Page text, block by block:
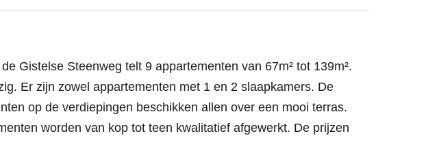
Gistelse Steenweg telt 9 appartementen van 67m² tot 139m².
Er zijn zowel appartementen met 1 en 2 slaapkamers. De
op de verdiepingen beschikken allen over een mooi terras.
worden van kop tot teen kwalitatief afgewerkt. De prijzen